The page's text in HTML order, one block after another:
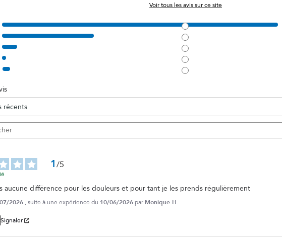
Voir tous les avis sur ce site
1/5
aucune différence pour les douleurs et pour tant je les prends régulièrement
2026 , suite à une expérience du 10/06/2026 par Monique H.
Signaler